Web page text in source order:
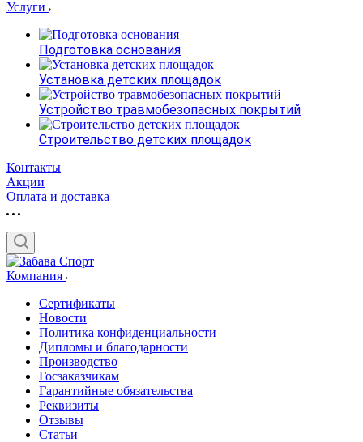
Услуги
Подготовка основания
Установка детских площадок
Устройство травмобезопасных покрытий
Строительство детских площадок
Контакты
Акции
Оплата и доставка
Компания
Сертификаты
Новости
Политика конфиденциальности
Дипломы и благодарности
Производство
Госзаказчикам
Гарантийные обязательства
Реквизиты
Отзывы
Статьи